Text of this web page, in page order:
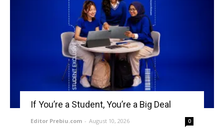
If You’re a Student, You’re a Big Deal
Editor Prebiu.com - August 10, 2026 0